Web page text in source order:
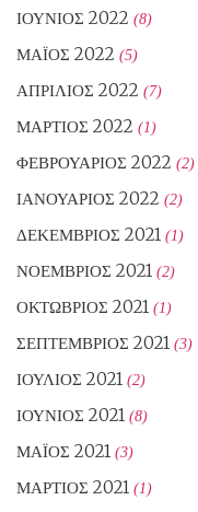
ΙΟΎΝΙΟΣ 2022 (8)
ΜΆΙΟΣ 2022 (5)
ΑΠΡΊΛΙΟΣ 2022 (7)
ΜΆΡΤΙΟΣ 2022 (1)
ΦΕΒΡΟΥΆΡΙΟΣ 2022 (2)
ΙΑΝΟΥΆΡΙΟΣ 2022 (2)
ΔΕΚΈΜΒΡΙΟΣ 2021 (1)
ΝΟΈΜΒΡΙΟΣ 2021 (2)
ΟΚΤΏΒΡΙΟΣ 2021 (1)
ΣΕΠΤΈΜΒΡΙΟΣ 2021 (3)
ΙΟΎΛΙΟΣ 2021 (2)
ΙΟΎΝΙΟΣ 2021 (8)
ΜΆΙΟΣ 2021 (3)
ΜΆΡΤΙΟΣ 2021 (1)